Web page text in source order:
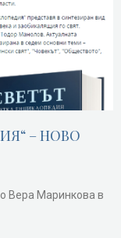
– НОВО
Вера Маринкова в